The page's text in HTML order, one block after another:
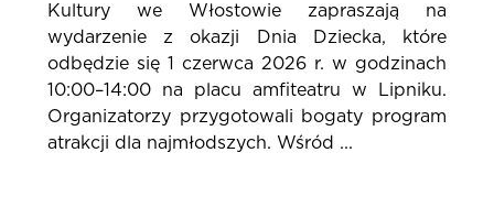
Kultury we Włostowie zapraszają na
wydarzenie z okazji Dnia Dziecka, które
odbędzie się 1 czerwca 2026 r. w godzinach
10:00–14:00 na placu amfiteatru w Lipniku.
Organizatorzy przygotowali bogaty program
atrakcji dla najmłodszych. Wśród ...